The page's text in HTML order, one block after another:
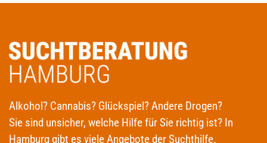
Alkohol? Cannabis? Glückspiel? Andere Drogen?
Sie sind unsicher, welche Hilfe für Sie richtig ist? In
Hamburg gibt es viele Angebote der Suchthilfe.